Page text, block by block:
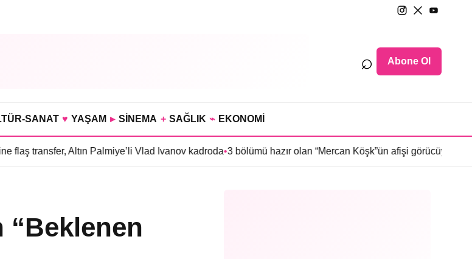
⌕ Abone Ol
SANAT ♥ YAŞAM ▸ SİNEMA + SAĞLIK ⌁ EKONOMİ
Altın Palmiye’li Vlad Ivanov kadroda•3 bölümü hazır olan “Mercan Köşk”ün afişi görücüye çıktı•İmroz’da
“Beklenen